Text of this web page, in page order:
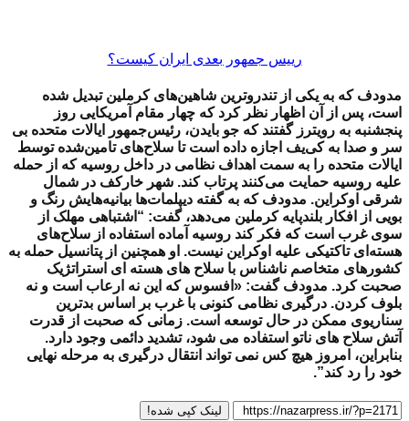
رییس جمهور بعدی ایران کیست؟
مدودف که به یکی از تندروترین شاهین‌های کرملین تبدیل شده
است، پس از آن اظهار نظر کرد که چهار مقام آمریکایی روز
پنجشنبه به رویترز گفتند که جو بایدن، رئیس‌جمهور ایالات متحده بی
سر و صدا به کی‌یف اجازه داده است تا سلاح‌های تامین‌شده توسط
ایالات متحده را به سمت اهداف نظامی در داخل روسیه که از حمله
علیه روسیه حمایت می‌کنند پرتاب کند. شهر خارکف در شمال
شرقی اوکراین. مدودف که به گفته دیپلمات‌ها بیانیه‌هایش رنگ و
بویی از افکار بلندپایه کرملین می‌دهد، گفت: “اشتباهی مهلک از
سوی غرب است که فکر کند روسیه آماده استفاده از سلاح‌های
هسته‌ای تاکتیکی علیه اوکراین نیست. او همچنین از پتانسیل حمله به
کشورهای متخاصم ناشناس با سلاح های هسته ای استراتژیک
صحبت کرد. مدودف گفت: «افسوس که این نه ارعاب است و نه
بلوف کردن. درگیری نظامی کنونی با غرب بر اساس بدترین
سناریوی ممکن در حال توسعه است. زمانی که صحبت از قدرت
آتش سلاح های ناتو استفاده می شود، تشدید دائمی وجود دارد.
بنابراین، امروز هیچ کس نمی تواند انتقال درگیری به مرحله نهایی
خود را رد کند”.
لینک کپی شده!